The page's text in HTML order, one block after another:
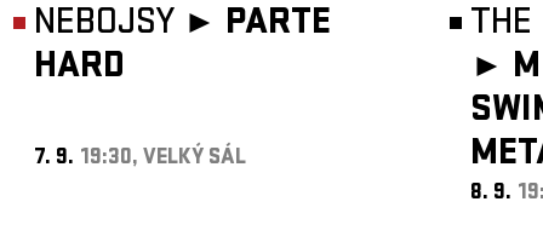
NEBOJSY ► PARTE
HARD
7. 9. 19:30, VELKÝ SÁL
THE
►
8. 9.